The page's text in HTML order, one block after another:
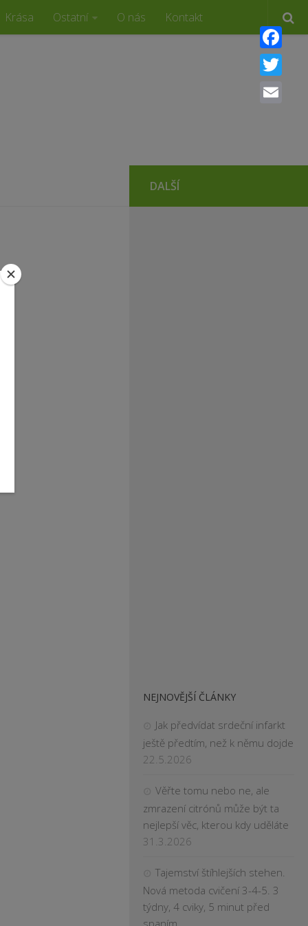
Krása Ostatní O nás Kontakt
DALŠÍ
NEJNOVĚJŠÍ ČLÁNKY
Jak předvídat srdeční infarkt
ještě předtím, než k němu dojde
22.5.2026
Věřte tomu nebo ne, ale
zmrazení citrónů může být ta
nejlepší věc, kterou kdy uděláte
31.3.2026
Tajemství štíhlejších stehen.
Nová metoda cvičení 3-4-5. 3
týdny, 4 cviky, 5 minut před
spaním.
Facebook
Twitter